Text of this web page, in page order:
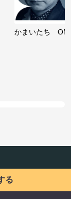
かまいたち
る